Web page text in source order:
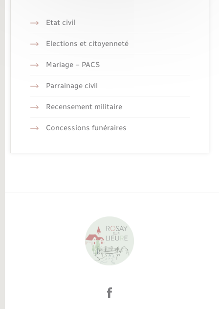
Etat civil
Elections et citoyenneté
Mariage – PACS
Parrainage civil
Recensement militaire
Concessions funéraires